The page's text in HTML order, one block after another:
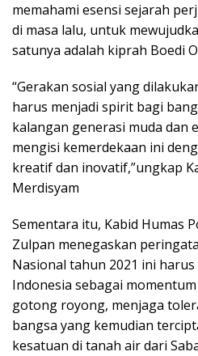
memahami esensi sejarah
di masa lalu, untuk
satunya adalah kiprah Boedi
“Gerakan sosial yang
harus menjadi spirit bagi
kalangan generasi muda dan
mengisi kemerdekaan ini
kreatif dan inovatif,”ungkap
Merdisyam
Sementara itu, Kabid Humas
Zulpan menegaskan
Nasional tahun 2021 ini
Indonesia sebagai
gotong royong, menjaga
bangsa yang kemudian
kesatuan di tanah air dari